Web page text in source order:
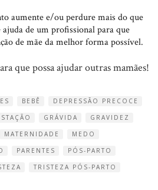
aumente e/ou perdure mais do que
de um profissional para que
de mãe da melhor forma possível.
que possa ajudar outras mamães!
BEBÊ
DEPRESSÃO PRECOCE
GRÁVIDA
GRAVIDEZ
MATERNIDADE
MEDO
PARENTES
PÓS-PARTO
TRISTEZA PÓS-PARTO